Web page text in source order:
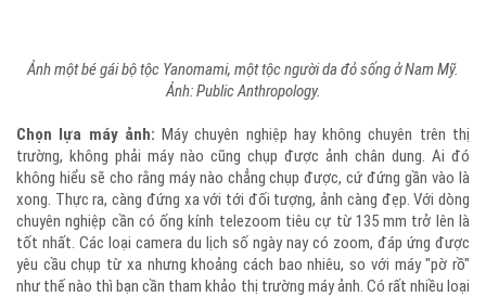
Ảnh một bé gái bộ tộc Yanomami, một tộc người da đỏ sống ở Nam Mỹ.
Ảnh: Public Anthropology.
Chọn lựa máy ảnh: Máy chuyên nghiệp hay không chuyên trên thị
trường, không phải máy nào cũng chụp được ảnh chân dung. Ai đó
không hiểu sẽ cho rằng máy nào chẳng chụp được, cứ đứng gần vào là
xong. Thực ra, càng đứng xa với tới đối tượng, ảnh càng đẹp. Với dòng
chuyên nghiệp cần có ống kính telezoom tiêu cự từ 135 mm trở lên là
tốt nhất. Các loại camera du lịch số ngày nay có zoom, đáp ứng được
yêu cầu chụp từ xa nhưng khoảng cách bao nhiêu, so với máy "pờ rồ"
như thế nào thì bạn cần tham khảo thị trường máy ảnh. Có rất nhiều loại